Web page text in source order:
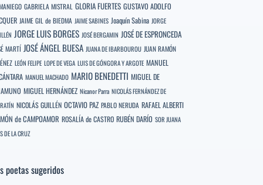
GABRIELA MISTRAL GLORIA FUERTES GUSTAVO ADOLFO
JAIME GIL de BIEDMA JAIME SABINES Joaquín Sabina JORGE
JORGE LUIS BORGES JOSÉ BERGAMIN JOSÉ DE ESPRONCEDA
MARTÍ JOSÉ ÁNGEL BUESA JUANA DE IBARBOUROU JUAN RAMÓN
LEÓN FELIPE LOPE DE VEGA LUIS DE GÓNGORA Y ARGOTE MANUEL
MANUEL MACHADO MARIO BENEDETTI MIGUEL DE
MIGUEL HERNÁNDEZ Nicanor Parra NICOLÁS FERNÁNDEZ DE
NICOLÁS GUILLÉN OCTAVIO PAZ PABLO NERUDA RAFAEL ALBERTI
de CAMPOAMOR ROSALÍA de CASTRO RUBÉN DARÍO SOR JUANA
DE LA CRUZ
poetas sugeridos